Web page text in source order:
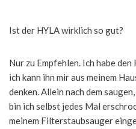
Ist der HYLA wirklich so gut?
Nur zu Empfehlen. Ich habe
ich kann ihn mir aus meinem
denken. Allein nach dem
bin ich selbst jedes Mal
meinem Filterstaubsauger